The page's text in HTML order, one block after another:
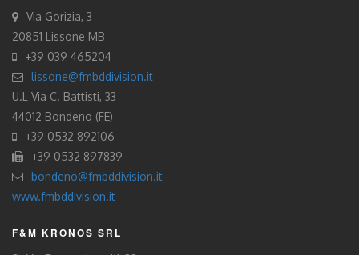
Via Gorizia, 3
20851 Lissone MB
+39 039 465204
lissone@fmbddivision.it
U.L Via C. Battisti, 33
44012 Bondeno (FE)
+39 0532 892106
+39 0532 897839
bondeno@fmbddivision.it
www.fmbddivision.it
F&M KRONOS SRL